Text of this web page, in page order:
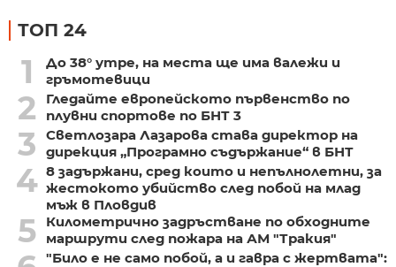
ТОП 24
1
До 38° утре, на места ще има валежи и
гръмотевици
2
Гледайте европейското първенство по
плувни спортове по БНТ 3
3
Светлозара Лазарова става директор на
дирекция „Програмно съдържание“ в БНТ
4 8 задържани, сред които и непълнолетни, за
жестокото убийство след побой на млад
мъж в Пловдив
5
Километрично задръстване по обходните
маршрути след пожара на АМ "Тракия"
"Било е не само побой, а и гавра с жертвата":